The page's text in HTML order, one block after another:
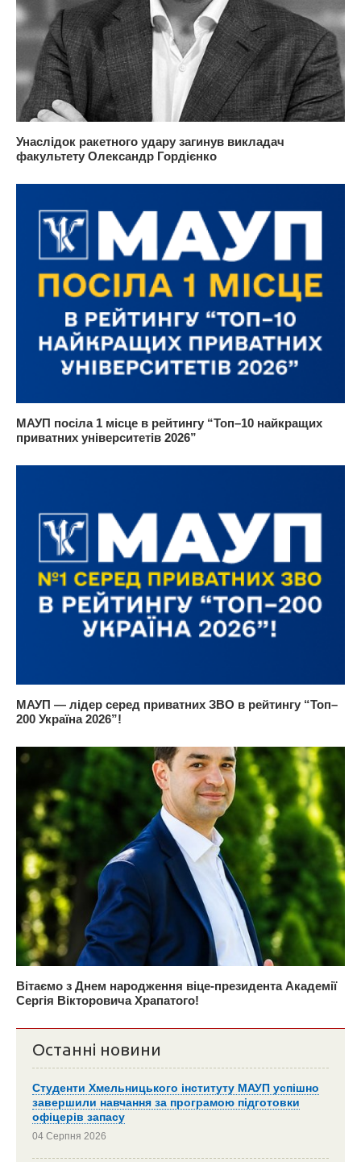
Унаслідок ракетного удару загинув викладач
факультету Олександр Гордієнко
МАУП посіла 1 місце в рейтингу “Топ–10 найкращих
приватних університетів 2026”
МАУП — лідер серед приватних ЗВО в рейтингу “Топ–
200 Україна 2026”!
Вітаємо з Днем народження віце-президента Академії
Сергія Вікторовича Храпатого!
Останні новини
Студенти Хмельницького інституту МАУП успішно
завершили навчання за програмою підготовки
офіцерів запасу
04 Серпня 2026